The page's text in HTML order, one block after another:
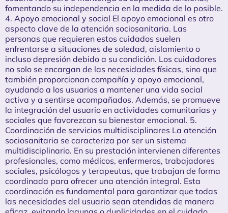
fomentando su independencia en la medida de lo posible.
4. Apoyo emocional y social El apoyo emocional es otro
aspecto clave de la atención sociosanitaria. Las
personas que requieren estos cuidados suelen
enfrentarse a situaciones de soledad, aislamiento o
incluso depresión debido a su condición. Los cuidadores
no solo se encargan de las necesidades físicas, sino que
también proporcionan compañía y apoyo emocional,
ayudando a los usuarios a mantener una vida social
activa y a sentirse acompañados. Además, se promueve
la integración del usuario en actividades comunitarias y
sociales que favorezcan su bienestar emocional. 5.
Coordinación de servicios multidisciplinares La atención
sociosanitaria se caracteriza por ser un sistema
multidisciplinario. En su prestación intervienen diferentes
profesionales, como médicos, enfermeros, trabajadores
sociales, psicólogos y terapeutas, que trabajan de forma
coordinada para ofrecer una atención integral. Esta
coordinación es fundamental para garantizar que todas
las necesidades del usuario sean atendidas de manera